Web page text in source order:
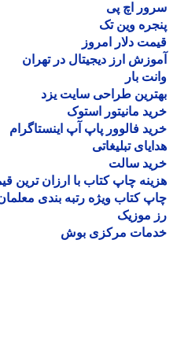
اچ پی
وین تک
دلار امروز
ارز دیجیتال در تهران
بار
طراحی سایت یزد
مانیتور استوک
فالوور پاپ آپ اینستاگرام
تبلیغاتی
سالت
چاپ کتاب با ارزان ترین قیمت
کتاب ویژه رتبه بندی معلمان
موزیک
مرکزی بوش